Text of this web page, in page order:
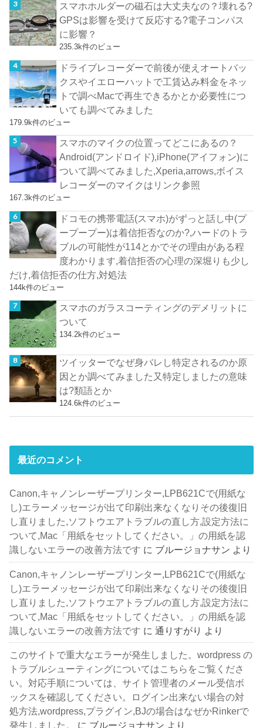
スマホホルダーの磁石は大丈夫なの？壊れる?
GPSは影響を受けて反応する?電子コンパス
に影響？
235.3k件のビュー
ドライブレコーダーで前後が使えオートバッ
クスやイエローハットで工賃込み料金をネッ
トで調べMacで再生できるかとか必要性につ
いても調べてみました
179.9k件のビュー
スマホのマイクの位置ってどこにあるの？
Android(アンドロイド),iPhone(アイフォン)に
ついて調べてみました,Xperia,arrows,ボイス
レコーダーのマイクはリンク参照
167.3k件のビュー
ドコモの携帯電話(スマホ)がずっと話し中(プ
ープープー)は着信拒否なのか?,ハードのトラ
ブルの可能性が114とかでその理由がある程
度わかります,着信拒否の心理の深堀りも少し
だけ,着信拒否の仕方,対処法
144k件のビュー
スマホのガラスコーティングのデメリットに
ついて
134.2k件のビュー
ツイッターでなぜ身バレし特定されるのか原
因とか調べてみました又特定しましたの意味
は?類語とか
124.6k件のビュー
最近のコメント
Canon,キャノンレーザープリンター,LPB621Cで(用紙な
し)エラーメッセージが出て印刷出来なくなりその後復旧
し直りました,ソフトウエアトラブルの直し方,設定方法に
ついて,Mac「用紙をセットしてください。」の用紙を認
識しないエラーの改善方法です に ブルージョナサン より
Canon,キャノンレーザープリンター,LPB621Cで(用紙な
し)エラーメッセージが出て印刷出来なくなりその後復旧
し直りました,ソフトウエアトラブルの直し方,設定方法に
ついて,Mac「用紙をセットしてください。」の用紙を認
識しないエラーの改善方法です に通りすがり より
このサイトで重大なエラーが発生しました。wordpress の
トラブルシューティングについてはこちらをご覧くださ
い。対応手順については、サイト管理者のメール受信ボ
ックスを確認してください。ログイン出来ない場合の対
処方法,wordpress,プラグイン,BJの場合はなぜかRinkerで
発生しました。
に ブルージョナサン より